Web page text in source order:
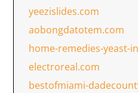
yeezislides.com
aobongdatotem.com
home-remedies-yeast-
electroreal.com
bestofmiami-